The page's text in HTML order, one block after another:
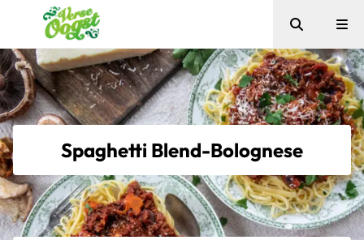
Verse Oogst
Zoeken
Spaghetti Blend-Bolognese